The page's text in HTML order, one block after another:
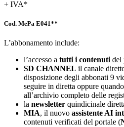
+ IVA*
Cod. MePa E041**
L’abbonamento include:
l’accesso a tutti i contenutidel
SD CHANNEL il canale
disposizione degli abbonati 9
seguire in diretta oppure
all’archivio completo delle
la newsletter quindicinale
MIA, il nuovo assistente AI
contenuti verificati del portale (